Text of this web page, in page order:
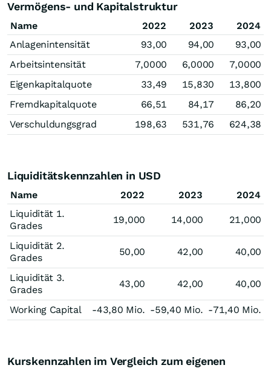
Vermögens- und Kapitalstruktur
Name 2022 2023
2024
Anlagenintensität
93,00 94,00
93,00
Arbeitsintensität
7,0000 6,0000
7,0000
Eigenkapitalquote
33,49 15,830
13,800
Fremdkapitalquote
66,51 84,17
86,20
Verschuldungsgrad
198,63 531,76 624,38
Liquiditätskennzahlen in USD
Name 2022 2023
2024
Liquidität 1.
Grades
19,000 14,000 21,000
Liquidität 2.
Grades
50,00 42,00 40,00
Liquidität 3.
Grades
43,00 42,00 40,00
Working Capital -43,80 Mio. -59,40 Mio. -71,40 Mio.
Kurskennzahlen im Vergleich zum eigenen